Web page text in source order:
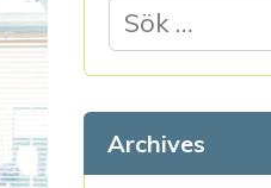
ö
e
f
Archives